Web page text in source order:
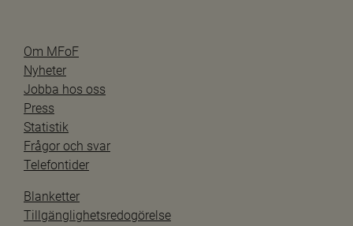
Om MFoF
Nyheter
Jobba hos oss
Press
Statistik
Frågor och svar
Telefontider
Blanketter
Tillgänglighetsredogörelse